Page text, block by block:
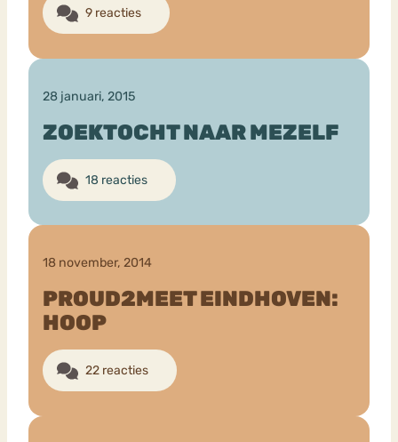
9 reacties
28 januari, 2015
ZOEKTOCHT NAAR MEZELF
18 reacties
18 november, 2014
PROUD2MEET EINDHOVEN:
HOOP
22 reacties